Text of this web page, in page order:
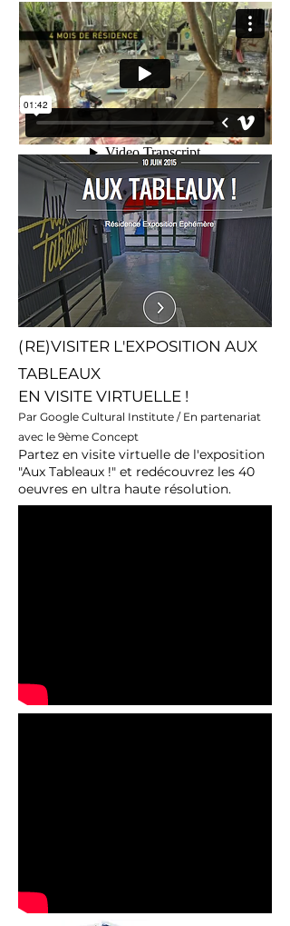
Paragraphe. Vous pouvez
le modifier et ajouter votre
texte. Cliquez sur
« Modifier le texte » ou
double-cliquez ici pour
ajouter votre contenu et
personnaliser la police.
Utilisez cet espace pour
raconter une histoire et
vous présenter à vos
visiteurs.
( RE)VISITER L'EXPOSITION AUX
TABLEAUX
EN VISITE VIRTUELLE !
Par Google Cultural Institute / En partenariat
avec le 9ème Concept
Partez en visite virtuelle de l'exposition
"Aux Tableaux !" et redécouvrez les 40
oeuvres en ultra haute résolution.